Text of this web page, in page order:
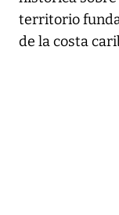
territorio
de la costa